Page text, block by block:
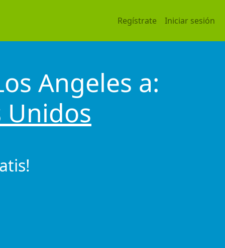
Regístrate Iniciar sesión
Angeles a:
Unidos